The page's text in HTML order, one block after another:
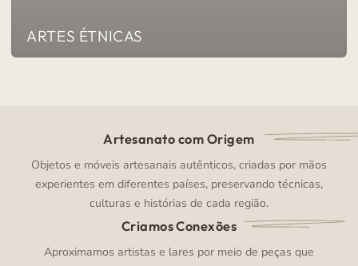
ARTES ÉTNICAS
Artesanato com Origem
Objetos e móveis artesanais autênticos, criadas por mãos
experientes em diferentes países, preservando técnicas,
culturas e histórias de cada região.
Criamos Conexões
Aproximamos artistas e lares por meio de peças que